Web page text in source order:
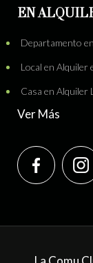
EN
Departamento
Local en Alquiler
Casa en Alquiler
Ver Más